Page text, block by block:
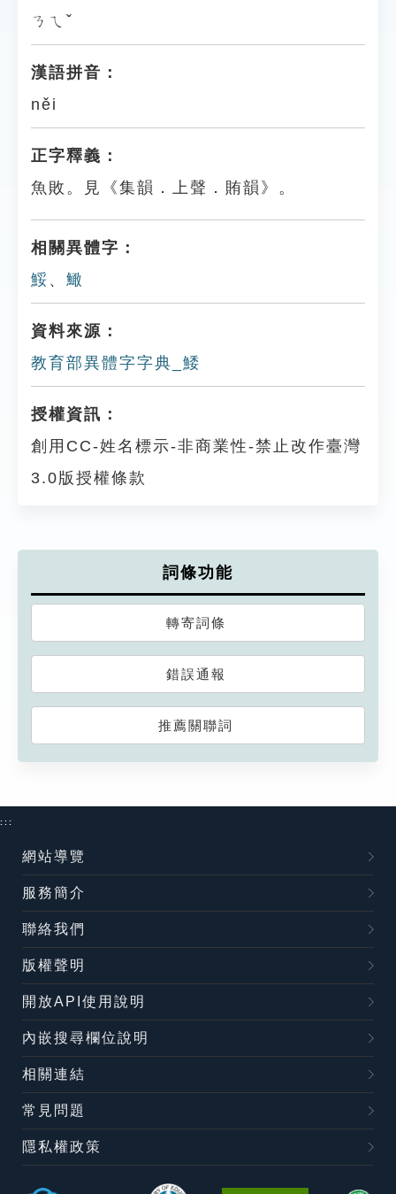
ㄋㄟˇ
漢語拼音：
něi
正字釋義：
魚敗。見《集韻．上聲．賄韻》。
相關異體字：
鮾 、 䲎
資料來源：
教育部異體字字典_鯘
授權資訊：
創用CC-姓名標示-非商業性-禁止改作臺灣
3.0版授權條款
詞條功能
轉寄詞條
錯誤通報
推薦關聯詞
:::
網站導覽
服務簡介
聯絡我們
版權聲明
開放API使用說明
內嵌搜尋欄位說明
相關連結
常見問題
隱私權政策